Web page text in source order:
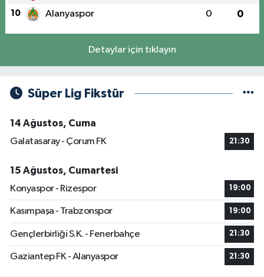
10 Alanyaspor 0 0
Detaylar için tıklayın
Süper Lig Fikstür
14 Ağustos, Cuma
Galatasaray - Çorum FK
21:30
15 Ağustos, Cumartesi
Konyaspor - Rizespor
19:00
Kasımpaşa - Trabzonspor 19:00
Gençlerbirliği S.K. - Fenerbahçe 21:30
Gaziantep FK - Alanyaspor 21:30